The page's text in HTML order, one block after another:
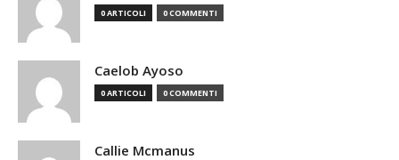
0 ARTICOLI 0 COMMENTI
Caelob Ayoso
0 ARTICOLI 0 COMMENTI
Callie Mcmanus